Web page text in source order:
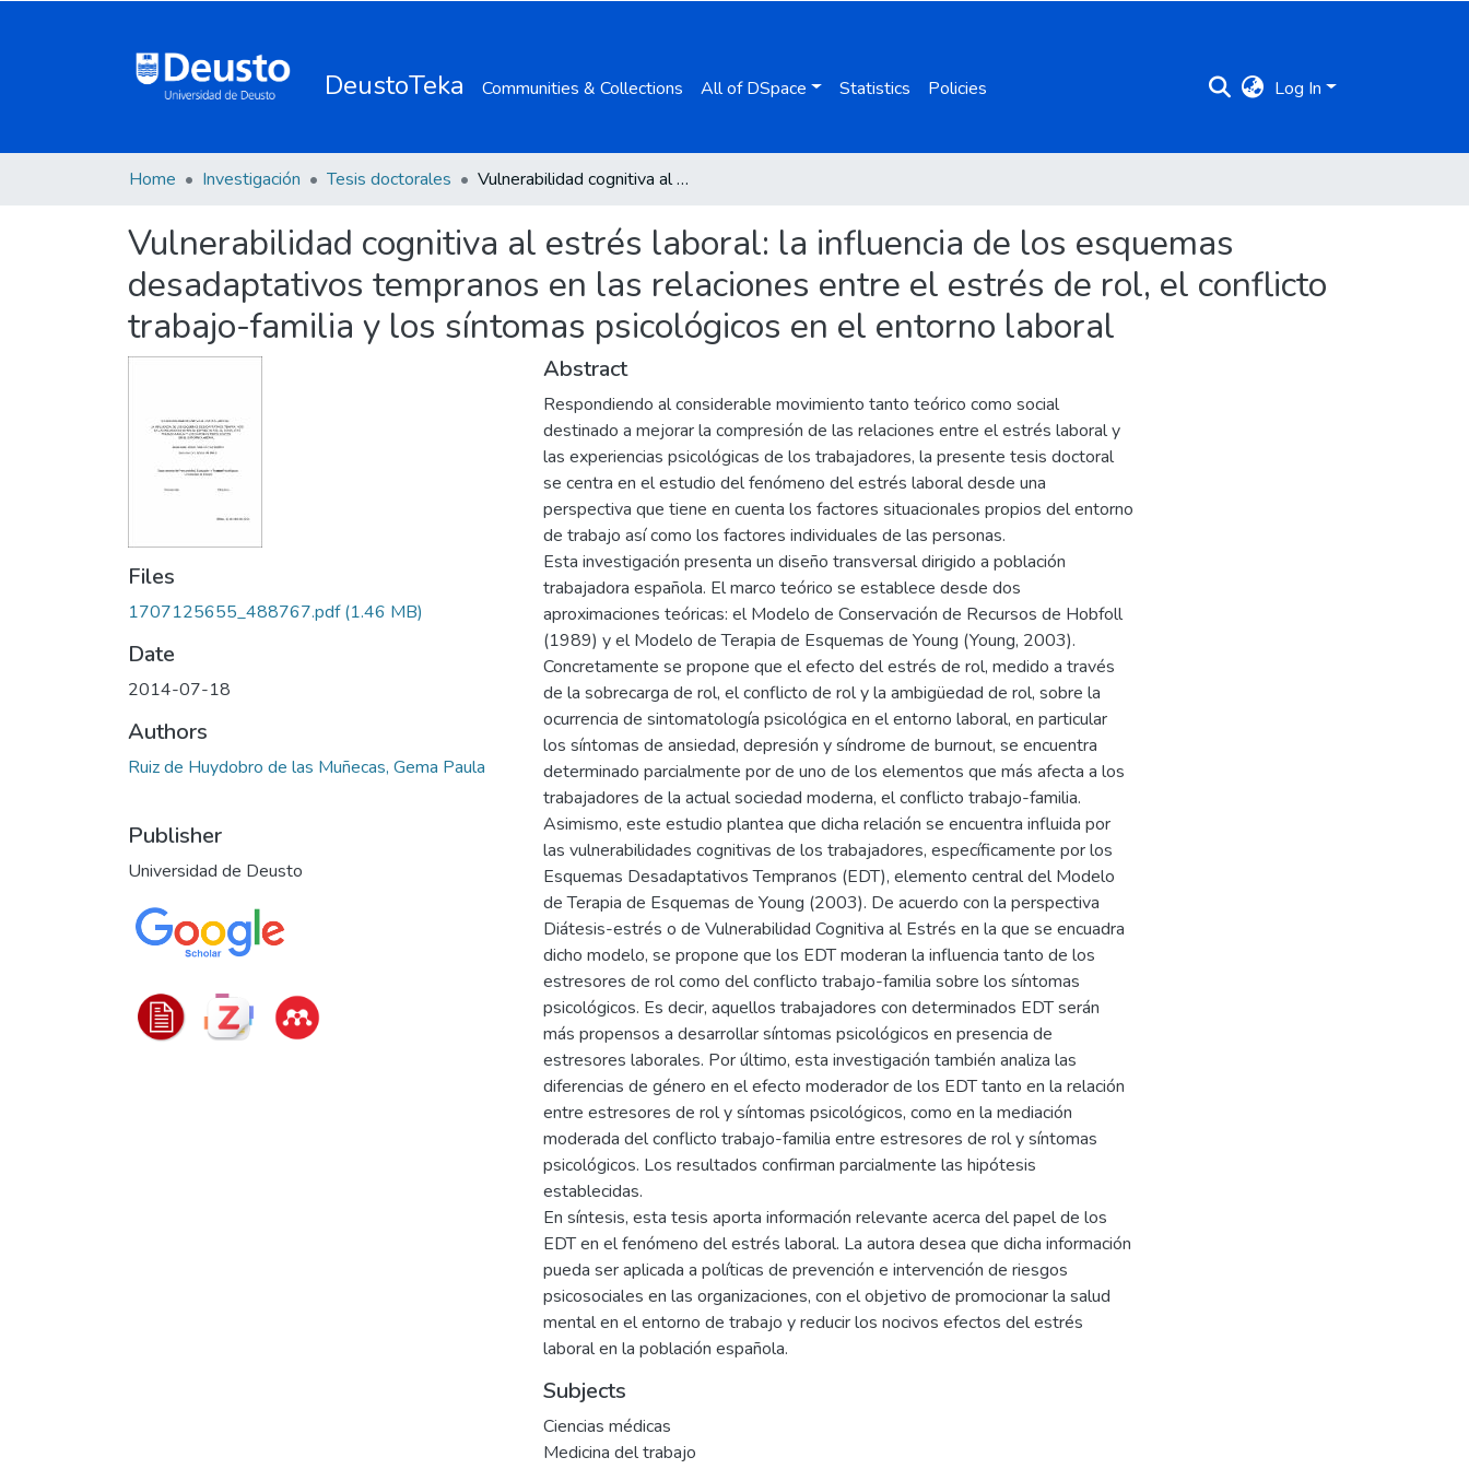
DeustoTeka Communities & Collections All of DSpace Statistics Policies Log In
Home Investigación Tesis doctorales Vulnerabilidad cognitiva al estrés laboral: la influencia de los esquemas desadaptativos tempranos en las relaciones entre el estrés de rol, el conflicto trabajo-familia y los síntomas psicológicos en el entorno laboral
Vulnerabilidad cognitiva al estrés laboral: la influencia de los esquemas
desadaptativos tempranos en las relaciones entre el estrés de rol, el conflicto
trabajo-familia y los síntomas psicológicos en el entorno laboral
Files
1707125655_488767.pdf(1.46 MB)
Date
2014-07-18
Authors
Ruiz de Huydobro de las Muñecas, Gema Paula
Publisher
Universidad de Deusto
Abstract
Respondiendo al considerable movimiento tanto teórico como social
destinado a mejorar la compresión de las relaciones entre el estrés laboral y
las experiencias psicológicas de los trabajadores, la presente tesis doctoral
se centra en el estudio del fenómeno del estrés laboral desde una
perspectiva que tiene en cuenta los factores situacionales propios del entorno
de trabajo así como los factores individuales de las personas.
Esta investigación presenta un diseño transversal dirigido a población
trabajadora española. El marco teórico se establece desde dos
aproximaciones teóricas: el Modelo de Conservación de Recursos de Hobfoll
(1989) y el Modelo de Terapia de Esquemas de Young (Young, 2003).
Concretamente se propone que el efecto del estrés de rol, medido a través
de la sobrecarga de rol, el conflicto de rol y la ambigüedad de rol, sobre la
ocurrencia de sintomatología psicológica en el entorno laboral, en particular
los síntomas de ansiedad, depresión y síndrome de burnout, se encuentra
determinado parcialmente por de uno de los elementos que más afecta a los
trabajadores de la actual sociedad moderna, el conflicto trabajo-familia.
Asimismo, este estudio plantea que dicha relación se encuentra influida por
las vulnerabilidades cognitivas de los trabajadores, específicamente por los
Esquemas Desadaptativos Tempranos (EDT), elemento central del Modelo
de Terapia de Esquemas de Young (2003). De acuerdo con la perspectiva
Diátesis-estrés o de Vulnerabilidad Cognitiva al Estrés en la que se encuadra
dicho modelo, se propone que los EDT moderan la influencia tanto de los
estresores de rol como del conflicto trabajo-familia sobre los síntomas
psicológicos. Es decir, aquellos trabajadores con determinados EDT serán
más propensos a desarrollar síntomas psicológicos en presencia de
estresores laborales. Por último, esta investigación también analiza las
diferencias de género en el efecto moderador de los EDT tanto en la relación
entre estresores de rol y síntomas psicológicos, como en la mediación
moderada del conflicto trabajo-familia entre estresores de rol y síntomas
psicológicos. Los resultados confirman parcialmente las hipótesis
establecidas.
En síntesis, esta tesis aporta información relevante acerca del papel de los
EDT en el fenómeno del estrés laboral. La autora desea que dicha información
pueda ser aplicada a políticas de prevención e intervención de riesgos
psicosociales en las organizaciones, con el objetivo de promocionar la salud
mental en el entorno de trabajo y reducir los nocivos efectos del estrés
laboral en la población española.
Subjects
Ciencias médicas
Medicina del trabajo